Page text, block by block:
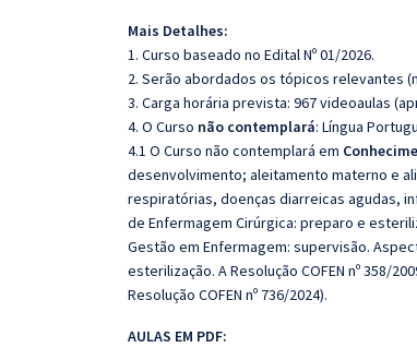
Mais Detalhes:
1. Curso baseado no Edital Nº 01/2026.
2. Serão abordados os tópicos relevantes
3. Carga horária prevista: 967 videoaulas
4. O Curso não contemplará: Língua
4.1 O Curso não contemplará em
desenvolvimento; aleitamento materno e
respiratórias, doenças diarreicas agudas,
de Enfermagem Cirúrgica: preparo e
Gestão em Enfermagem: supervisão.
esterilização. A Resolução COFEN nº 358/
Resolução COFEN nº 736/2024).
AULAS EM PDF: